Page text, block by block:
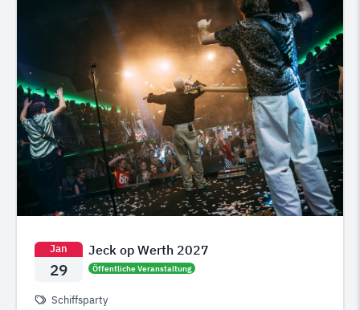
Jan
29
Jeck op Werth 2027
Öffentliche Veranstaltung
Schiffsparty